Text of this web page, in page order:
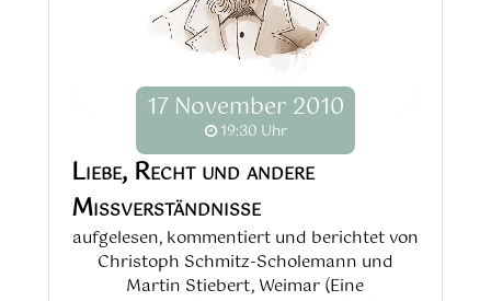
17 November 2010
19:30 Uhr
Liebe, Recht und andere
Missverständnisse
aufgelesen, kommentiert und berichtet von
Christoph Schmitz-Scholemann und
Martin Stiebert, Weimar (Eine